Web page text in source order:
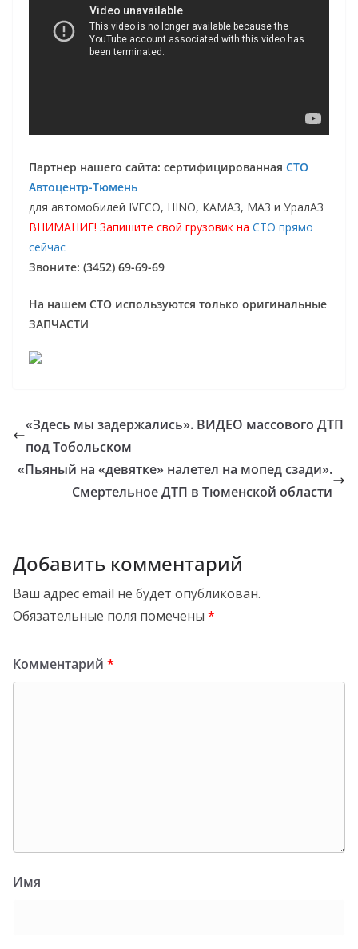
Партнер нашего сайта: сертифицированная СТО
Автоцентр-Тюмень
для автомобилей IVECO, HINO, КАМАЗ, МАЗ и УралАЗ
ВНИМАНИЕ! Запишите свой грузовик на СТО прямо
сейчас
Звоните: (3452) 69-69-69
На нашем СТО используются только оригинальные
ЗАПЧАСТИ
«Здесь мы задержались». ВИДЕО массового ДТП
под Тобольском
«Пьяный на «девятке» налетел на мопед сзади».
Смертельное ДТП в Тюменской области
Добавить комментарий
Ваш адрес email не будет опубликован.
Обязательные поля помечены *
Комментарий *
Имя